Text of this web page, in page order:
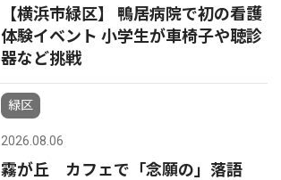
【横浜市緑区】 鴨居病院で初の看護
体験イベント 小学生が車椅子や聴診
器など挑戦
緑区
2026.08.06
霧が丘 カフェで「念願の」落語